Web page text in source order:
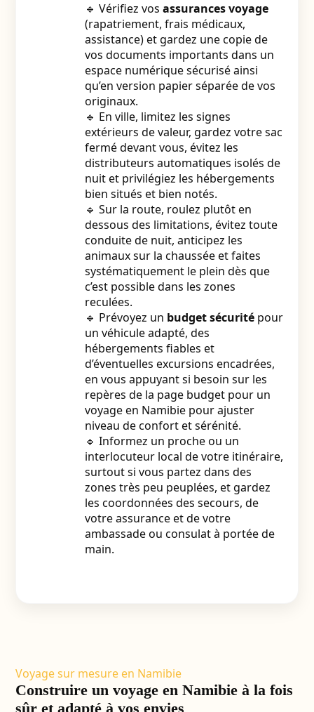
🔹 Vérifiez vos assurances voyage
(rapatriement, frais médicaux,
assistance) et gardez une copie de
vos documents importants dans un
espace numérique sécurisé ainsi
qu’en version papier séparée de vos
originaux.
🔹 En ville, limitez les signes
extérieurs de valeur, gardez votre sac
fermé devant vous, évitez les
distributeurs automatiques isolés de
nuit et privilégiez les hébergements
bien situés et bien notés.
🔹 Sur la route, roulez plutôt en
dessous des limitations, évitez toute
conduite de nuit, anticipez les
animaux sur la chaussée et faites
systématiquement le plein dès que
c’est possible dans les zones
reculées.
🔹 Prévoyez un budget sécuritépour
un véhicule adapté, des
hébergements fiables et
d’éventuelles excursions encadrées,
en vous appuyant si besoin sur les
repères de la page budget pour un
voyage en Namibiepour ajuster
niveau de confort et sérénité.
🔹 Informez un proche ou un
interlocuteur local de votre itinéraire,
surtout si vous partez dans des
zones très peu peuplées, et gardez
les coordonnées des secours, de
votre assurance et de votre
ambassade ou consulat à portée de
main.
Voyage sur mesure en Namibie
Construire un voyage en Namibie à la fois
sûr et adapté à vos envies